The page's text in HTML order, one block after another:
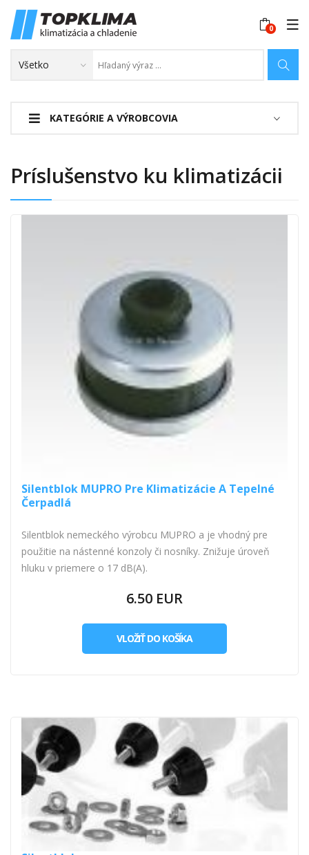
KATEGÓRIE A VÝROBCOVIA
Príslušenstvo ku klimatizácii
Silentblok MUPRO Pre Klimatizácie A Tepelné
Čerpadlá
Silentblok nemeckého výrobcu MUPRO a je vhodný pre
použitie na nástenné konzoly či nosníky. Znižuje úroveň
hluku v priemere o 17 dB(A).
6.50 EUR
VLOŽIŤ DO KOŠÍKA